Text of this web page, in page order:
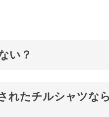
い？
れたチルシャツな